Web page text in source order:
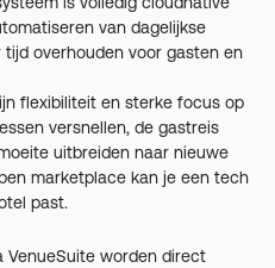
van dagelijkse
overhouden voor gasten en
flexibiliteit en sterke focus op
versnellen, de gastreis
uitbreiden naar nieuwe
marketplace kan je een tech
past.
VenueSuite worden direct